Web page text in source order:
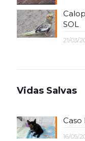
SOL
21/03/
Vidas Salvas
16/05/